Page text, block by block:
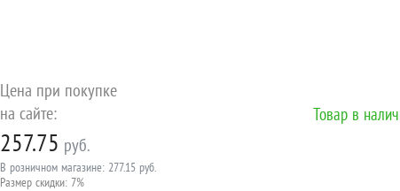
Товар в
Цена при покупке
на сайте:
257.75 руб.
В розничном магазине: 277.15 руб.
Размер скидки: 7%